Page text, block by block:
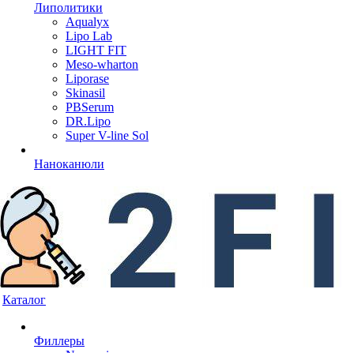
Липолитики
Aqualyx
Lipo Lab
LIGHT FIT
Meso-wharton
Liporase
Skinasil
PBSerum
DR.Lipo
Super V-line Sol
Наноканюли
Каталог
Филлеры